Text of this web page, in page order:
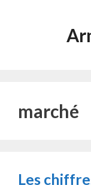
marché
Les